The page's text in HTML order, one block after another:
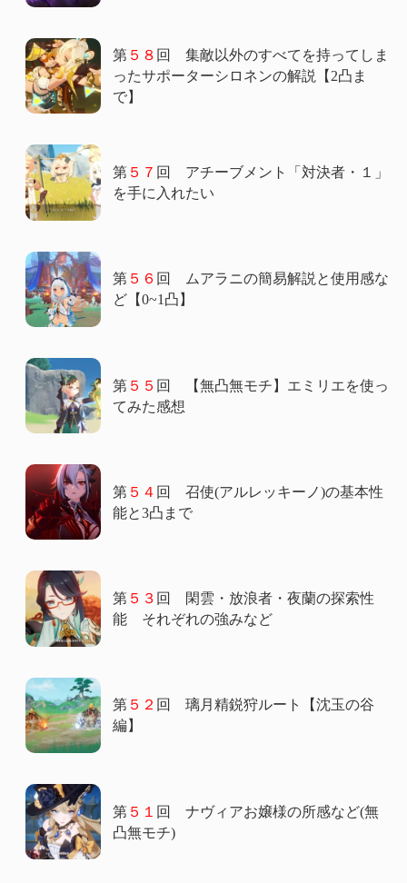
第５８ 回 集敵以外のすべてを持ってしま
ったサポーターシロネンの解説【2凸ま
で】
第５７ 回 アチーブメント「対決者・１」
を手に入れたい
第５６ 回 ムアラニの簡易解説と使用感な
ど【0~1凸】
第５５ 回 【無凸無モチ】エミリエを使っ
てみた感想
第５４ 回 召使(アルレッキーノ)の基本性
能と3凸まで
第５３ 回 閑雲・放浪者・夜蘭の探索性
能 それぞれの強みなど
第５２ 回 璃月精鋭狩ルート【沈玉の谷
編】
第５１ 回 ナヴィアお嬢様の所感など(無
凸無モチ)